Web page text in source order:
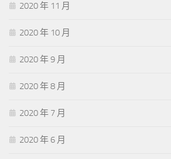
2020 年 11 月
2020 年 10 月
2020 年 9 月
2020 年 8 月
2020 年 7 月
2020 年 6 月